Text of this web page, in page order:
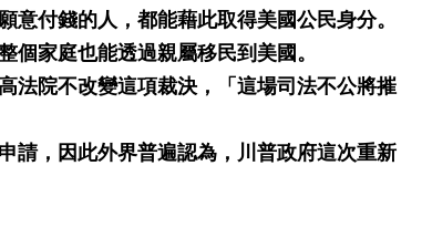
付錢的人，都能藉此取得美國公民身分。
個家庭也能透過親屬移民到美國。
法院不改變這項裁決，「這場司法不公將摧
請，因此外界普遍認為，川普政府這次重新